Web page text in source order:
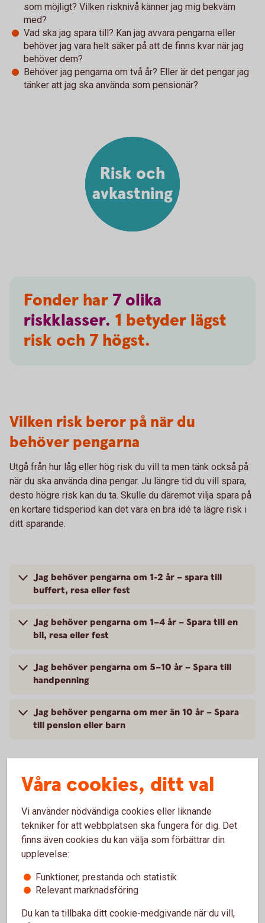
som möjligt? Vilken risknivå känner jag mig bekväm
med?
Vad ska jag spara till? Kan jag avvara pengarna eller
behöver jag vara helt säker på att de finns kvar när jag
behöver dem?
Behöver jag pengarna om två år? Eller är det pengar jag
tänker att jag ska använda som pensionär?
Risk och
avkastning
Fonder har 7 olika
riskklasser. 1 betyder lägst
risk och 7 högst.
Vilken risk beror på när du
behöver pengarna
Utgå från hur låg eller hög risk du vill ta men tänk också på
när du ska använda dina pengar. Ju längre tid du vill spara,
desto högre risk kan du ta. Skulle du däremot vilja spara på
en kortare tidsperiod kan det vara en bra idé ta lägre risk i
ditt sparande.
Jag behöver pengarna om 1-2 år – spara till
buffert, resa eller fest
Jag behöver pengarna om 1–4 år – Spara till en
bil, resa eller fest
Jag behöver pengarna om 5–10 år – Spara till
handpenning
Jag behöver pengarna om mer än 10 år – Spara
till pension eller barn
Jag behöver pengarna om 1-2 år –
Spara till buffert
För att klara oplanerade utgifter som ett
tandläkarbesök eller en trasig diskmaskin är det bra
Eftersom du kan behöva pengarna snabbt bör du ta
en låg risk när du sparar till buffet. Det smidigaste är
att spara på ett konto.
Våra cookies, ditt val
Vi använder nödvändiga cookies eller liknande
tekniker för att webbplatsen ska fungera för dig. Det
finns även cookies du kan välja som förbättrar din
upplevelse:
Funktioner, prestanda och statistik
Relevant marknadsföring
Du kan ta tillbaka ditt cookie-medgivande när du vill,